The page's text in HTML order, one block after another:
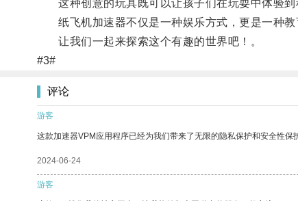
这种创意的玩具既可以让孩子们在玩耍中体验到
纸飞机加速器不仅是一种娱乐方式，更是一种教
让我们一起来探索这个有趣的世界吧！。
#3#
评论
游客
这款加速器VPM应用程序已经为我们带来了无限的隐私保护和安全性保
2024-06-24
游客